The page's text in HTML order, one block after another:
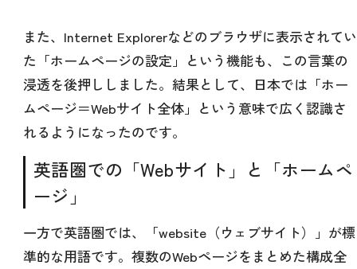
また、Internet Explorerなどのブラウザに表示されてい
た「ホームページの設定」という機能も、この言葉の
浸透を後押ししました。結果として、日本では「ホー
ムページ＝Webサイト全体」という意味で広く認識さ
れるようになったのです。
英語圏での「Webサイト」と「ホームペ
ージ」
一方で英語圏では、「website（ウェブサイト）」が標
準的な用語です。複数のWebページをまとめた構成全